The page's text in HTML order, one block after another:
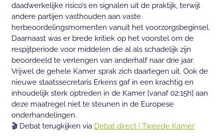
daadwerkelijke risico’s en signalen uit de praktijk, terwijl
andere partijen vasthouden aan vaste
herbeoordelingsmomenten vanuit het voorzorgsbeginsel.
Daarnaast was er brede kritiek op het voorstel om de
respijtperiode voor middelen die al als schadelijk zijn
beoordeeld te verlengen van anderhalf naar drie jaar.
Vrijwel de gehele Kamer sprak zich daartegen uit. Ook de
nieuwe staatssecretaris Erkens gaf in een krachtig en
inhoudelijk sterk optreden in de Kamer [vanaf 02:15h] aan
deze maatregel niet te steunen in de Europese
onderhandelingen.
🎬 Debat terugkijken via Debat direct | Tweede Kamer